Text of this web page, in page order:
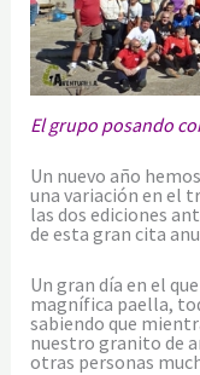
El grupo posando
Un nuevo año
una variación en el
las dos ediciones
de esta gran cita
Un gran día en el
magnífica paella,
sabiendo que
nuestro granito de
otras personas